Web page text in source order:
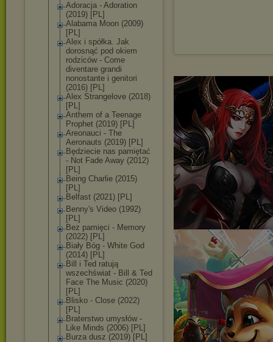
Adoracja - Adoration
(2019) [PL]
Alabama Moon (2009)
[PL]
Alex i spółka. Jak
dorosnąć pod okiem
rodziców - Come
diventare grandi
nonostante i genitori
(2016) [PL]
Alex Strangelove (2018)
[PL]
Anthem of a Teenage
Prophet (2019) [PL]
Areonauci - The
Aeronauts (2019) [PL]
Będziecie nas pamiętać
- Not Fade Away (2012)
[PL]
Being Charlie (2015)
[PL]
Belfast (2021) [PL]
Benny's Video (1992)
[PL]
Bez pamięci - Memory
(2022) [PL]
Biały Bóg - White God
(2014) [PL]
Bill i Ted ratują
wszechświat - Bill & Ted
Face The Music (2020)
[PL]
Blisko - Close (2022)
[PL]
Braterstwo umysłów -
Like Minds (2006) [PL]
Burza dusz (2019) [PL]